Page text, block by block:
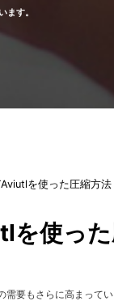
ます。
を使った圧縮方法
使った
要もさらに高まっ